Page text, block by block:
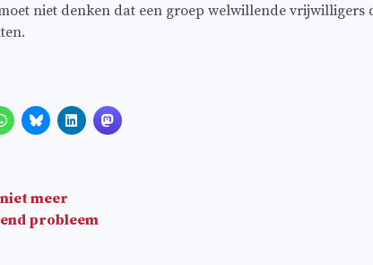
niet denken dat een groep welwillende
meer
probleem